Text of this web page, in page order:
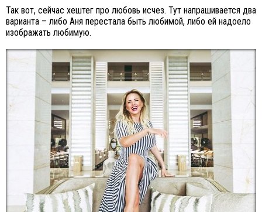
Так вот, сейчас хештег про любовь исчез. Тут напрашивается два
варианта – либо Аня перестала быть любимой, либо ей надоело
изображать любимую.